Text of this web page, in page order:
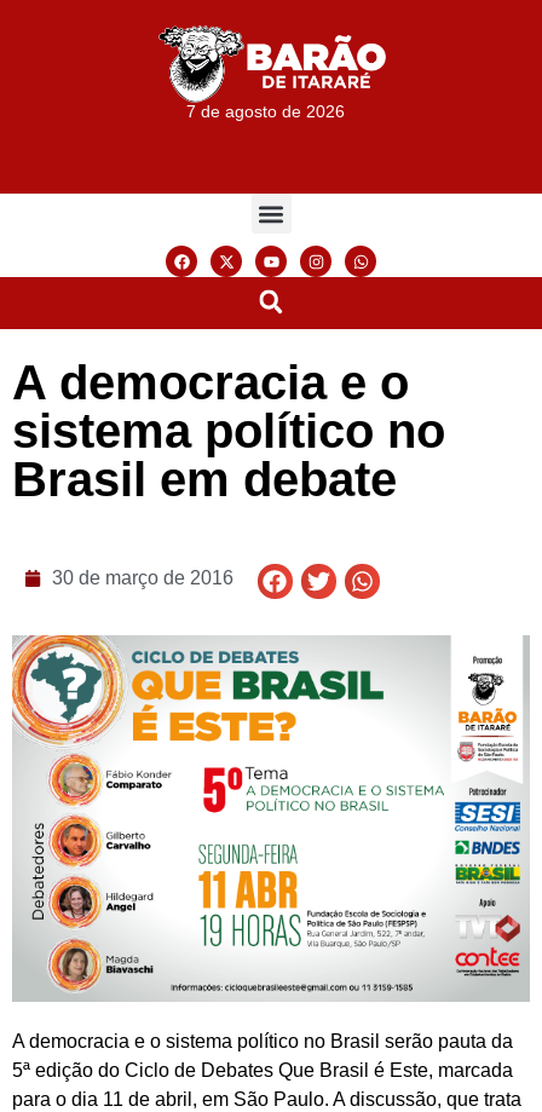
7 de agosto de 2026
A democracia e o
sistema político no
Brasil em debate
30 de março de 2016
A democracia e o sistema político no Brasil serão pauta da
5ª edição do Ciclo de Debates Que Brasil é Este, marcada
para o dia 11 de abril, em São Paulo. A discussão, que trata